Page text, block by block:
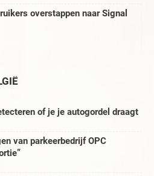
overstappen naar Signal
of je je autogordel draagt
van parkeerbedrijf OPC